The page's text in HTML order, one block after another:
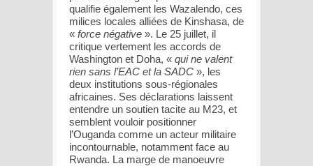
qualifie également les Wazalendo, ces
milices locales alliées de Kinshasa, de
« force négative ». Le 25 juillet, il
critique vertement les accords de
Washington et Doha, « qui ne valent
rien sans l’EAC et la SADC », les
deux institutions sous-régionales
africaines. Ses déclarations laissent
entendre un soutien tacite au M23, et
semblent vouloir positionner
l’Ouganda comme un acteur militaire
incontournable, notamment face au
Rwanda. La marge de manoeuvre